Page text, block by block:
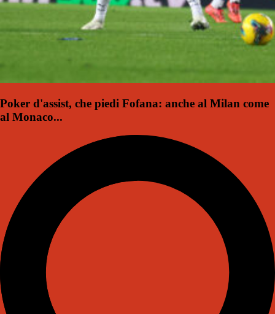
Poker d'assist, che piedi Fofana: anche al Milan come
al Monaco...